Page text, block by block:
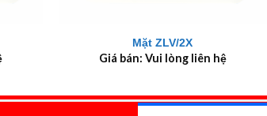
Mặt ZLV/2X
Giá bán: Vui lòng liên hệ